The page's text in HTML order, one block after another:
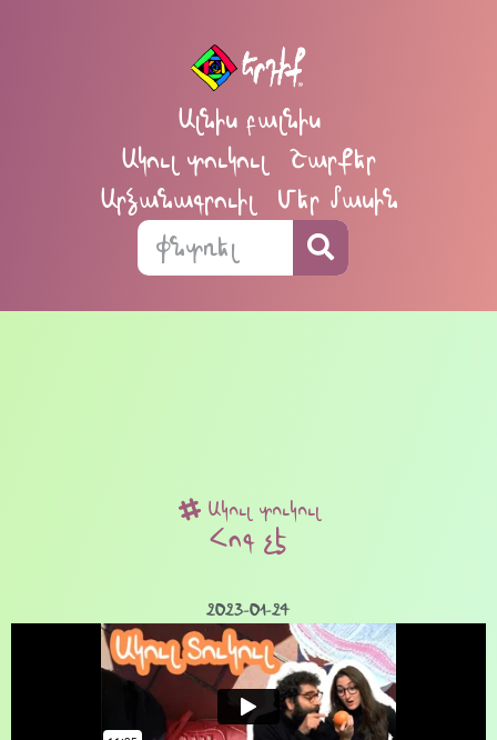
Ալնիս բալնիս
Ակուլ տուկուլ
Շարքեր
Արձանագրուիլ
Մեր մասին
Ակուլ տուկուլ
Հոգ չէ
2023-01-24